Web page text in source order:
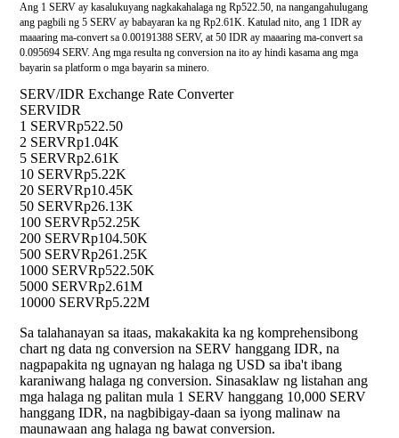
Ang 1 SERV ay kasalukuyang nagkakahalaga ng Rp522.50, na nangangahulugang
ang pagbili ng 5 SERV ay babayaran ka ng Rp2.61K. Katulad nito, ang 1 IDR ay
maaaring ma-convert sa 0.00191388 SERV, at 50 IDR ay maaaring ma-convert sa
0.095694 SERV. Ang mga resulta ng conversion na ito ay hindi kasama ang mga
bayarin sa platform o mga bayarin sa minero.
SERV/IDR Exchange Rate Converter
SERVIDR
1 SERVRp522.50
2 SERVRp1.04K
5 SERVRp2.61K
10 SERVRp5.22K
20 SERVRp10.45K
50 SERVRp26.13K
100 SERVRp52.25K
200 SERVRp104.50K
500 SERVRp261.25K
1000 SERVRp522.50K
5000 SERVRp2.61M
10000 SERVRp5.22M
Sa talahanayan sa itaas, makakakita ka ng komprehensibong
chart ng data ng conversion na SERV hanggang IDR, na
nagpapakita ng ugnayan ng halaga ng USD sa iba't ibang
karaniwang halaga ng conversion. Sinasaklaw ng listahan ang
mga halaga ng palitan mula 1 SERV hanggang 10,000 SERV
hanggang IDR, na nagbibigay-daan sa iyong malinaw na
maunawaan ang halaga ng bawat conversion.